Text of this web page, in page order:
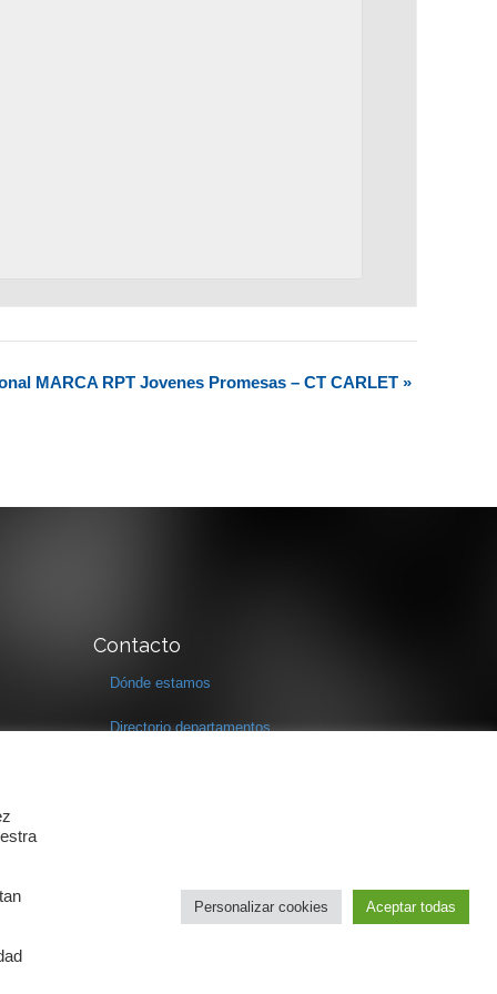
MARCA RPT Jovenes Promesas – CT CARLET »
Contacto
Dónde estamos
Directorio departamentos
Personalizar cookies Aceptar todas